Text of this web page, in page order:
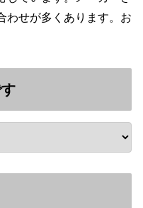
わせが多くあります。お